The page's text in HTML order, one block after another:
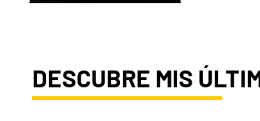
DESCUBRE MIS